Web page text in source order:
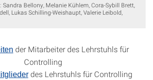
Bellony, Melanie Kühlem, Cora-Sybill Brett,
Lukas Schilling-Weishaupt, Valerie Leibold,
der Mitarbeiter des Lehrstuhls für
Controlling
des Lehrstuhls für Controlling